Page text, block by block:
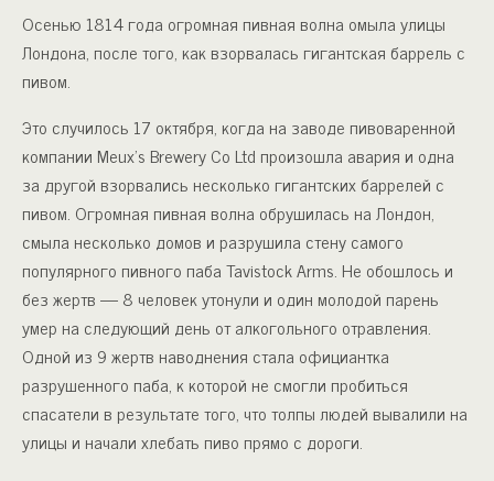
Осенью 1814 года огромная пивная волна омыла улицы
Лондона, после того, как взорвалась гигантская баррель с
пивом.
Это случилось 17 октября, когда на заводе пивоваренной
компании Meux’s Brewery Co Ltd произошла авария и одна
за другой взорвались несколько гигантских баррелей с
пивом. Огромная пивная волна обрушилась на Лондон,
смыла несколько домов и разрушила стену самого
популярного пивного паба Tavistock Arms. Не обошлось и
без жертв — 8 человек утонули и один молодой парень
умер на следующий день от алкогольного отравления.
Одной из 9 жертв наводнения стала официантка
разрушенного паба, к которой не смогли пробиться
спасатели в результате того, что толпы людей вывалили на
улицы и начали хлебать пиво прямо с дороги.